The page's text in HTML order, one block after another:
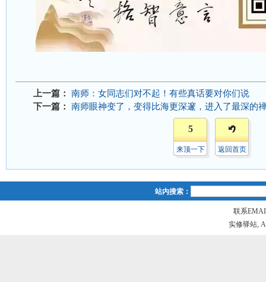
上一篇：
南师：女同志们对不起！有些真话要对你们说
下一篇：
南师眼神变了，变得比海更深邃，进入了最深的
5
来顶一下 返回首页
站内搜索：
联系
实修驿站,